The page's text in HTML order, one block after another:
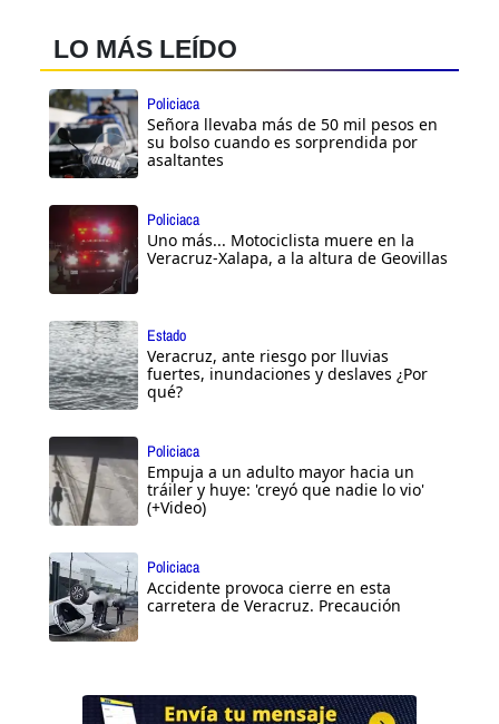
LO MÁS LEÍDO
Policiaca
Señora llevaba más de 50 mil pesos en
su bolso cuando es sorprendida por
asaltantes
Policiaca
Uno más... Motociclista muere en la
Veracruz-Xalapa, a la altura de Geovillas
Estado
Veracruz, ante riesgo por lluvias
fuertes, inundaciones y deslaves ¿Por
qué?
Policiaca
Empuja a un adulto mayor hacia un
tráiler y huye: 'creyó que nadie lo vio'
(+Video)
Policiaca
Accidente provoca cierre en esta
carretera de Veracruz. Precaución